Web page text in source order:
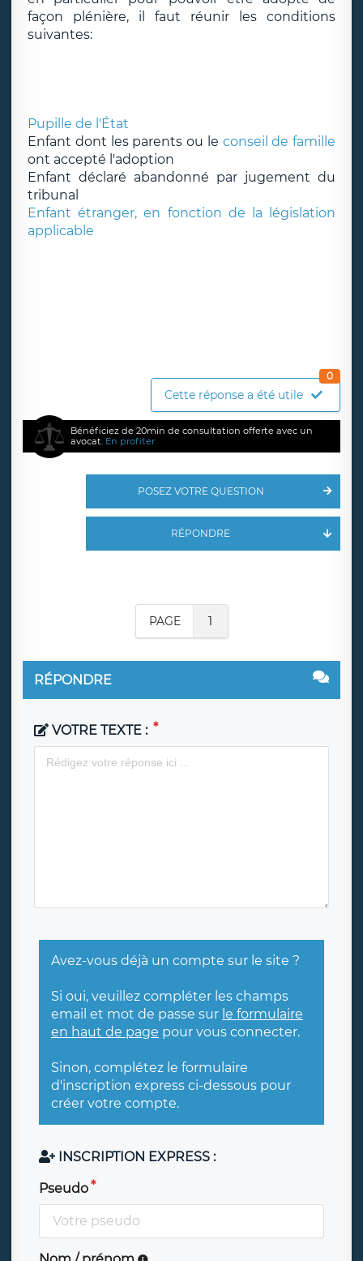
façon plénière, il faut réunir les conditions
suivantes:
Pupille de l'État
Enfant dont les parents ou le conseil de famille
ont accepté l'adoption
Enfant déclaré abandonné par jugement du
tribunal
Enfant étranger, en fonction de la législation
applicable
Cette réponse a été utile
0
Bénéficiez de 20min de consultation offerte avec un
avocat. En profiter
POSEZ VOTRE QUESTION
RÉPONDRE
PAGE 1
RÉPONDRE
VOTRE TEXTE :
Avez-vous déjà un compte sur le site ?
Si oui, veuillez compléter les champs
email et mot de passe sur le formulaire
en haut de page pour vous connecter.
Sinon, complétez le formulaire
d'inscription express ci-dessous pour
créer votre compte.
INSCRIPTION EXPRESS :
Pseudo